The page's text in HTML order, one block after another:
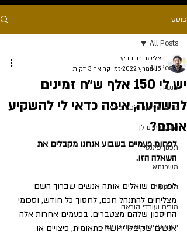
פוסט
All Posts
פנסיה
מידע שיחסוך לכם כסף
השקעות נדלן
תכנון פיננסי
משכנתא
השקעות
מורים ועובדי הוראה
ייעוץ פרישה ומיסוי פרישה
All Posts
יש לי 150 אלף ש״ח זמינים
להשקעה, איפה כדאי לי להשקיע
אותם?
אלישב רבינוביץ
15 במרץ 2022
זמן קריאה 3 דקות
לפחות פעמיים בשבוע אנחנו מקבלים את
השאלה הזו.
לפעמים שואלים אותה אנשים שברוך השם
מצליחים להתנהל חכם, לחסוך כל חודש, וסכומי
החיסכון שלהם מצטברים. בפעמים אחרות אלה
אנשים שקיבלו ירושה פתאומית, פיצויים או